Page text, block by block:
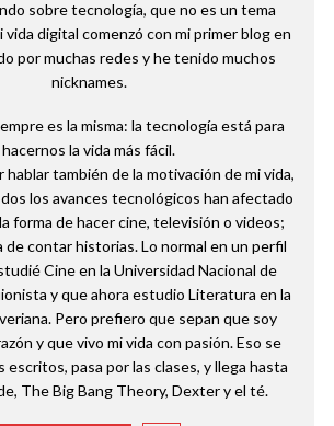
sobre tecnología, que no es un tema
vida digital comenzó con mi primer blog en
por muchas redes y he tenido muchos
nicknames.
es la misma: la tecnología está para
hacernos la vida más fácil.
también de la motivación de mi vida,
los avances tecnológicos han afectado
forma de hacer cine, televisión o videos;
de contar historias. Lo normal en un perfil
Cine en la Universidad Nacional de
y que ahora estudio Literatura en la
Pero prefiero que sepan que soy
y que vivo mi vida con pasión. Eso se
escritos, pasa por las clases, y llega hasta
The Big Bang Theory, Dexter y el té.